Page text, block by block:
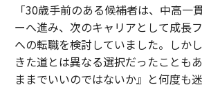
「30歳手前のある候補者は、中高一
ーへ進み、次のキャリアとして成長
への転職を検討していました。しか
きた道とは異なる選択だったことも
ままでいいのではないか』と何度も